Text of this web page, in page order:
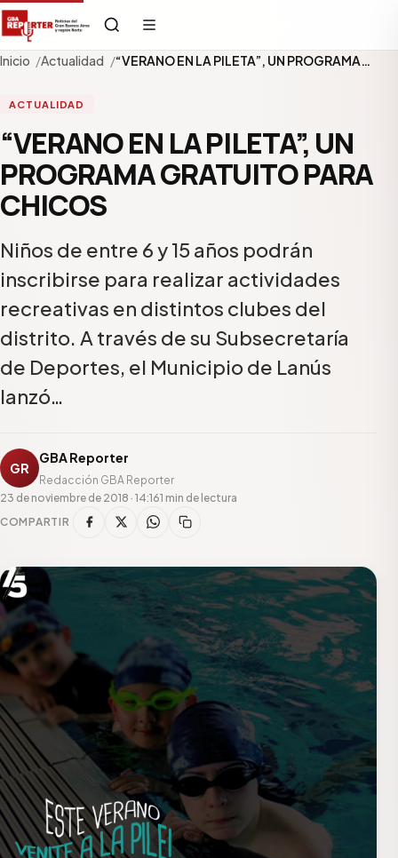
Inicio Actualidad “VERANO EN LA PILETA”, UN PROGRAMA…
ACTUALIDAD
“VERANO EN LA PILETA”, UN
PROGRAMA GRATUITO PARA
CHICOS
Niños de entre 6 y 15 años podrán
inscribirse para realizar actividades
recreativas en distintos clubes del
distrito. A través de su Subsecretaría
de Deportes, el Municipio de Lanús
lanzó…
GR
GBA Reporter
Redacción GBA Reporter
23 de noviembre de 2018 · 14:161 min de lectura
COMPARTIR